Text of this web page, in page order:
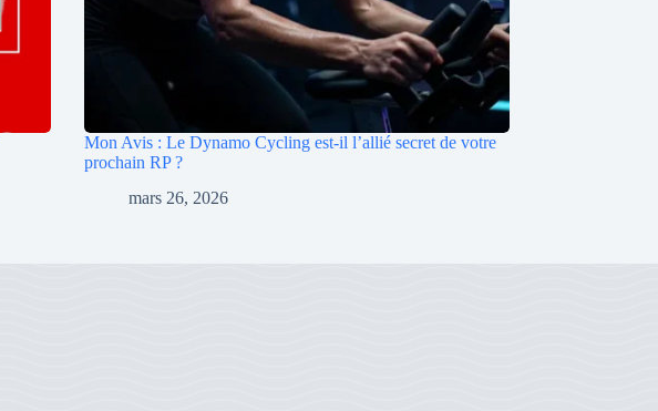
Mon Avis : Le Dynamo Cycling est-il l’allié secret de votre
prochain RP ?
mars 26, 2026